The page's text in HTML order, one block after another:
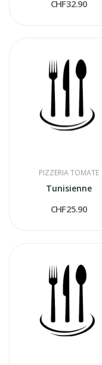
CHF32.90
PIZZERIA TOMATE
Tunisienne
CHF25.90